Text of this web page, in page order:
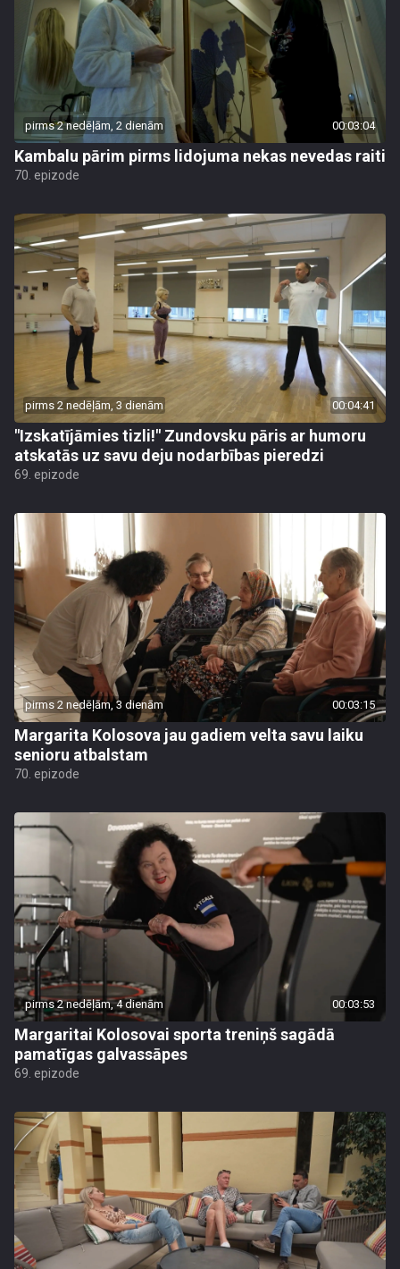
pirms 2 nedēļām, 2 dienām 00:03:04
Kambalu pārim pirms lidojuma nekas nevedas raiti
70. epizode
pirms 2 nedēļām, 3 dienām 00:04:41
"Izskatījāmies tizli!" Zundovsku pāris ar humoru
atskatās uz savu deju nodarbības pieredzi
69. epizode
pirms 2 nedēļām, 3 dienām 00:03:15
Margarita Kolosova jau gadiem velta savu laiku
senioru atbalstam
70. epizode
pirms 2 nedēļām, 4 dienām 00:03:53
Margaritai Kolosovai sporta treniņš sagādā
pamatīgas galvassāpes
69. epizode